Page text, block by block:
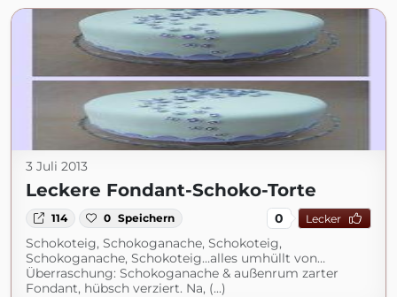
3 Juli 2013
Leckere Fondant-Schoko-Torte
114 0 Speichern 0 Lecker
Schokoteig, Schokoganache, Schokoteig,
Schokoganache, Schokoteig…alles umhüllt von…
Überraschung: Schokoganache & außenrum zarter
Fondant, hübsch verziert. Na, (...)